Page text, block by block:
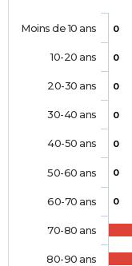
0
0
0
0
0
0
0
Moins de 10 ans
10-20 ans
20-30 ans
30-40 ans
40-50 ans
50-60 ans
60-70 ans
70-80 ans
80-90 ans